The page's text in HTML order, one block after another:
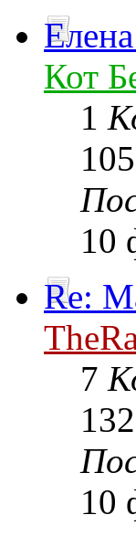
Кот
1
10
Re:
7
10